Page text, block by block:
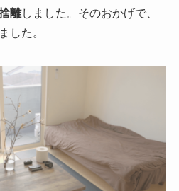
離しました。そのおかげで、
した。